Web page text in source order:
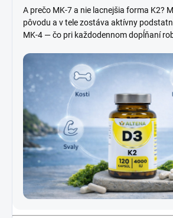
A prečo MK-7 a nie lacnejšia forma K2?
pôvodu a v tele zostáva aktívny
MK-4 — čo pri každodennom dopĺňaní